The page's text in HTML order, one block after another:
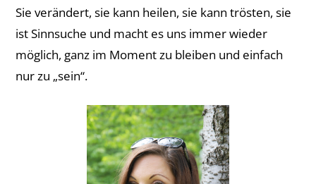
Sie verändert, sie kann heilen, sie kann trösten, sie
ist Sinnsuche und macht es uns immer wieder
möglich, ganz im Moment zu bleiben und einfach
nur zu „sein“.